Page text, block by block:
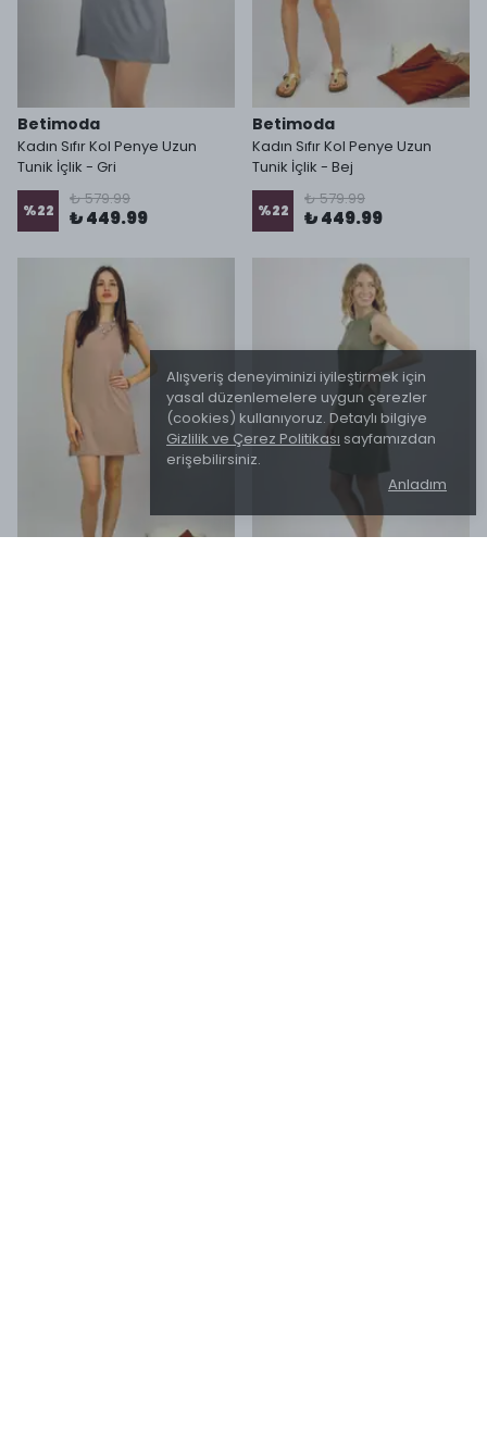
Alışveriş deneyiminizi iyileştirmek için
yasal düzenlemelere uygun çerezler
(cookies) kullanıyoruz. Detaylı bilgiye
Gizlilik ve Çerez Politikası sayfamızdan
erişebilirsiniz.
Anladım
Betimoda
Kadın Sıfır Kol Penye Uzun
Tunik İçlik - Gri
%22
₺ 579.99
₺ 449.99
Betimoda
Kadın Sıfır Kol Penye Uzun
Tunik İçlik - Bej
%22
₺ 579.99
₺ 449.99